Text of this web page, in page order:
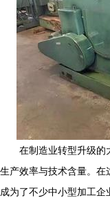
在制造业转型升级的
生产效率与技术含量。在
成为了不少中小型加工